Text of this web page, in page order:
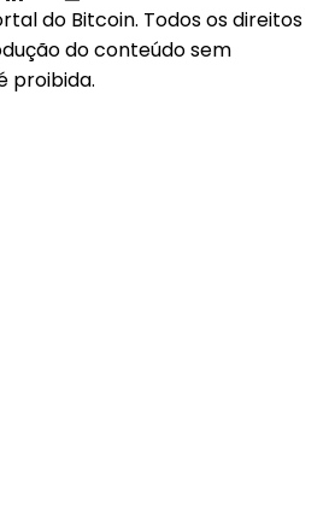
do Bitcoin. Todos os direitos
do conteúdo sem
proibida.